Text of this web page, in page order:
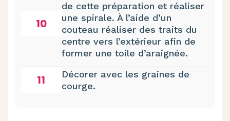
10
de cette préparation et réaliser
une spirale. À l’aide d’un
couteau réaliser des traits du
centre vers l’extérieur afin de
former une toile d’araignée.
11
Décorer avec les graines de
courge.